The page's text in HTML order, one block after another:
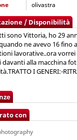
olivastra
/ Disponibilità
sono Vittoria, ho 29
ne avevo 16 fino
lavorative..ora
alla macchina
I GENERI:-
con